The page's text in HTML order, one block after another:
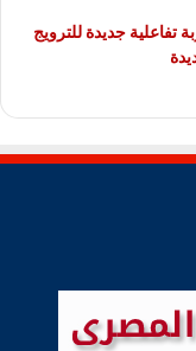
تجربة تفاعلية جديدة للترويج